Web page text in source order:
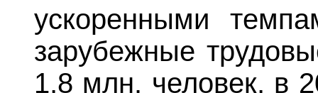
ускоренными
зарубежные
1,8 млн. человек, в